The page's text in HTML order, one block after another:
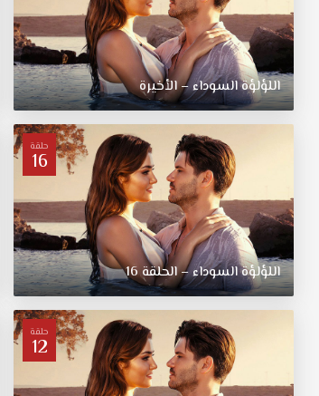
اللؤلؤة السوداء – الأخيرة
حلقة
16
اللؤلؤة السوداء – الحلقة 16
حلقة
12